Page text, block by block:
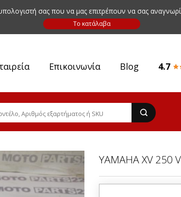
σας που να μας επιτρέπουν να σας
Επικοινωνία Blog 4.7
YAMAHA XV 250